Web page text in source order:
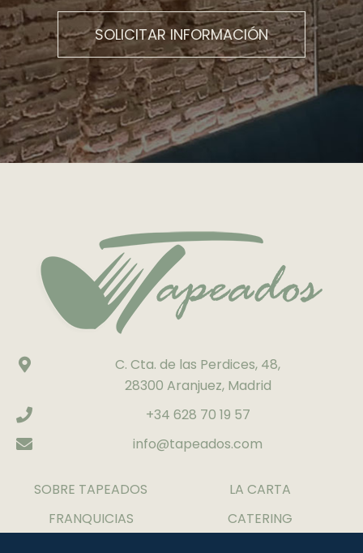
SOLICITAR INFORMACIÓN
C. Cta. de las Perdices, 48,
28300 Aranjuez, Madrid
+34 628 70 19 57
info@tapeados.com
SOBRE TAPEADOS
LA CARTA
FRANQUICIAS
CATERING